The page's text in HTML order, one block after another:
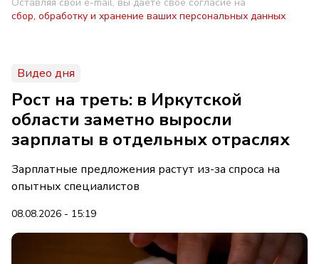
сбор, обработку и хранение ваших персональных данных
Видео дня
Рост на треть: в Иркутской
области заметно выросли
зарплаты в отдельных отраслях
Зарплатные предложения растут из-за спроса на
опытных специалистов
08.08.2026 - 15:19